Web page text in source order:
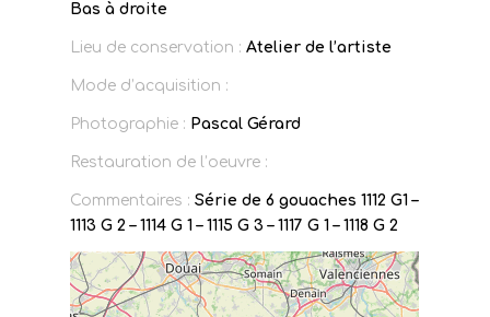
Bas à droite
Lieu de conservation : Atelier de l’artiste
Mode d’acquisition :
Photographie : Pascal Gérard
Restauration de l’oeuvre :
Commentaires : Série de 6 gouaches 1112 G1 –
1113 G 2 – 1114 G 1 – 1115 G 3 – 1117 G 1 – 1118 G 2